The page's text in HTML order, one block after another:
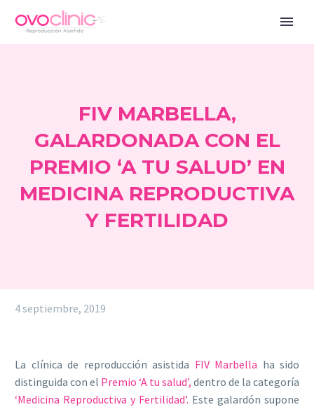
FIV MARBELLA,
GALARDONADA CON EL
PREMIO ‘A TU SALUD’ EN
MEDICINA REPRODUCTIVA
Y FERTILIDAD
4 septiembre, 2019
La clínica de reproducción asistida FIV Marbella ha sido
distinguida con el Premio ‘A tu salud’, dentro de la categoría
‘Medicina Reproductiva y Fertilidad’. Este galardón supone